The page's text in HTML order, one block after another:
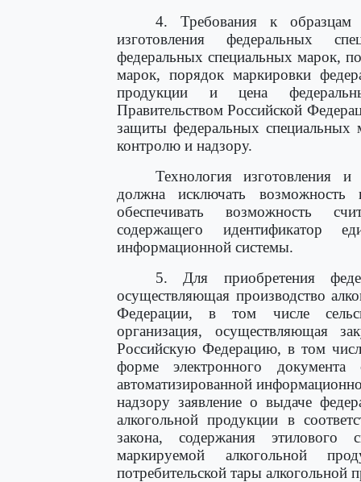
4. Требования к образцам
изготовления федеральных
федеральных специальных марок,
марок, порядок маркировки
продукции и цена
Правительством Российской
защиты федеральных
контролю и надзору.
Технология изготовления
должна исключать возможность
обеспечивать возможность
содержащего идентификатор
информационной системы.
5. Для приобретения
осуществляющая производство
Федерации, в том числе
организация, осуществляющая
Российскую Федерацию, в том
форме электронного документа
автоматизированной
надзору заявление о выдаче
алкогольной продукции в
закона, содержания
маркируемой алкогольной
потребительской тары